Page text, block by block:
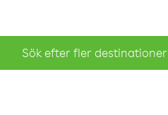
Sök efter fler destinationer